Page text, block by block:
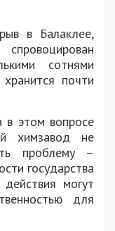
в Балаклее,
сотнями
почти
в этом вопросе
химзавод не
проблему –
государства
могут
для